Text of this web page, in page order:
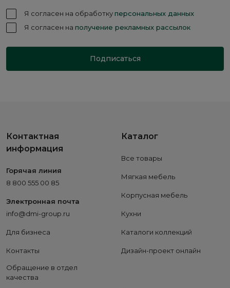
Я согласен на обработкуперсональных данных
Я согласен на получение рекламных рассылок
Подписаться
Контактная
информация
Горячая линия
8 800 555 00 85
Электронная почта
info@dmi-group.ru
Для бизнеса
Контакты
Обращение в отдел
качества
Каталог
Все товары
Мягкая мебель
Корпусная мебель
Кухни
Каталоги коллекций
Дизайн-проект онлайн